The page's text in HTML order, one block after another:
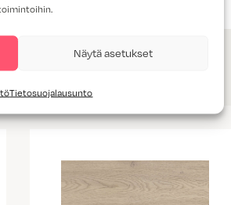
Näytä asetukset
Tietosuojalausunto
K538 vaalea kallio